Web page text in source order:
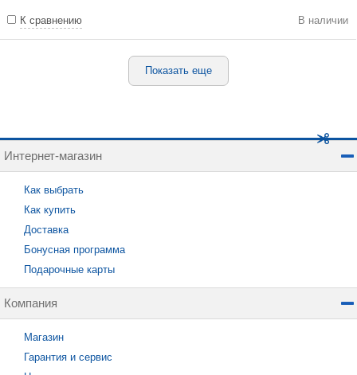
К сравнению В наличии
Показать еще
Интернет-магазин
Как выбрать
Как купить
Доставка
Бонусная программа
Подарочные карты
Компания
Магазин
Гарантия и сервис